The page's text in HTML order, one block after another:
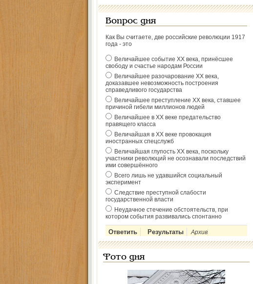
Вопрос дня
Как Вы считаете, две российские революции 1917
года - это
Величайшее событие ХХ века, принёсшее
свободу и счастье народам России
Величайшее разочарование ХХ века,
доказавшее невозможность построения
справедливого государства
Величайшее преступление ХХ века, ставшее
причиной гибели миллионов людей
Величайшее в ХХ веке предательство
правящего класса
Величайшая в ХХ веке провокация
иностранных спецслужб
Величайшая глупость ХХ века, поскольку
участники революций не осознавали последствий
ими совершённого
Всего лишь не удавшийся социальный
эксперимент
Следствие преступной слабости
государственной власти
Неудачное стечение обстоятельств, при
котором события развивались спонтанно
Архив
Фото дня